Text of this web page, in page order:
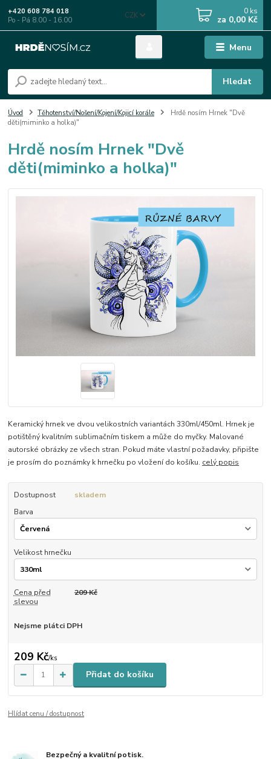
Menu
CZK
Hledat
+420 608 784 018
Po - Pá 8.00 - 16.00
0 ks
za 0,00 Kč
Úvod Těhotenství/Nošení/Kojení/Kojicí korále
Hrdě nosím Hrnek "Dvě
děti(miminko a holka)"
Hrdě nosím Hrnek "Dvě
děti(miminko a holka)"
Keramický hrnek ve dvou velikostních variantách 330ml/450ml. Hrnek je
potištěný kvalitním sublimačním tiskem a může do myčky. Malované
autorské obrázky ze všech stran. Pokud máte vlastní požadavky, připište
je prosím do poznámky k hrnečku po vložení do košíku. celý popis
Dostupnost
skladem
Barva
Velikost hrnečku
Cena před
slevou
209 Kč
Nejsme plátci DPH
209 Kč/ks
Přidat do košíku
Hlídat cenu / dostupnost
Bezpečný a kvalitní potisk.